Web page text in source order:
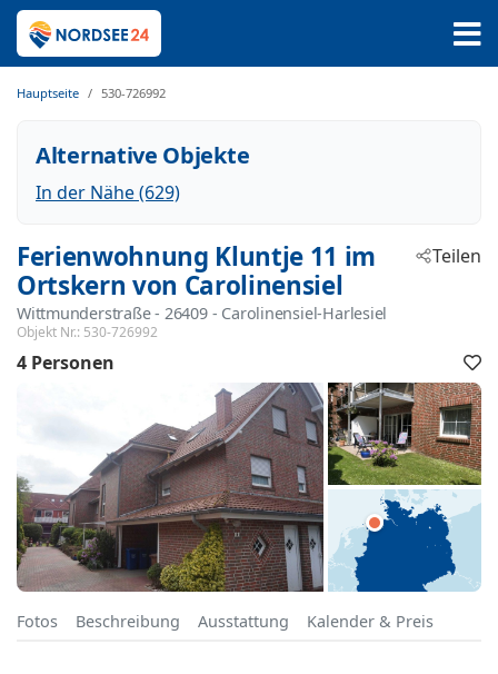
Hauptseite 530-726992
Alternative Objekte
In der Nähe (629)
Ferienwohnung Kluntje 11 im
Ortskern von Carolinensiel
Wittmunderstraße - 26409 - Carolinensiel-Harlesiel
Objekt Nr.: 530-726992
Teilen
4 Personen
Fotos Beschreibung Ausstattung Kalender & Preis